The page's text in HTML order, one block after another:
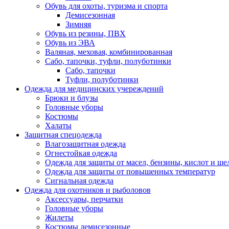
Обувь для охоты, туризма и спорта
Демисезонная
Зимняя
Обувь из резины, ПВХ
Обувь из ЭВА
Валяная, меховая, комбинированная
Сабо, тапочки, туфли, полуботинки
Сабо, тапочки
Туфли, полуботинки
Одежда для медицинских учереждений
Брюки и блузы
Головные уборы
Костюмы
Халаты
Защитная спецодежда
Влагозащитная одежда
Огнестойкая одежда
Одежда для защиты от масел, бензины, кислот и
Одежда для защиты от повышенных температур
Сигнальная одежда
Одежда для охотников и рыболовов
Аксессуары, перчатки
Головные уборы
Жилеты
Костюмы демисезонные